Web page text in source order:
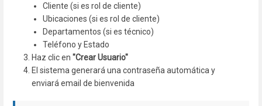
Cliente (si es rol de cliente)
Ubicaciones (si es rol de cliente)
Departamentos (si es técnico)
Teléfono y Estado
Haz clic en "Crear Usuario"
El sistema generará una contraseña automática y
enviará email de bienvenida